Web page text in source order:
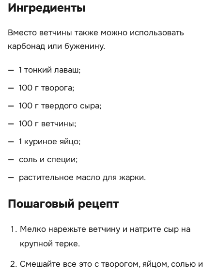
Ингредиенты
Вместо ветчины также можно использовать
карбонад или буженину.
1 тонкий лаваш;
100 г творога;
100 г твердого сыра;
100 г ветчины;
1 куриное яйцо;
соль и специи;
растительное масло для жарки.
Пошаговый рецепт
Мелко нарежьте ветчину и натрите сыр на
крупной терке.
Смешайте все это с творогом, яйцом, солью и